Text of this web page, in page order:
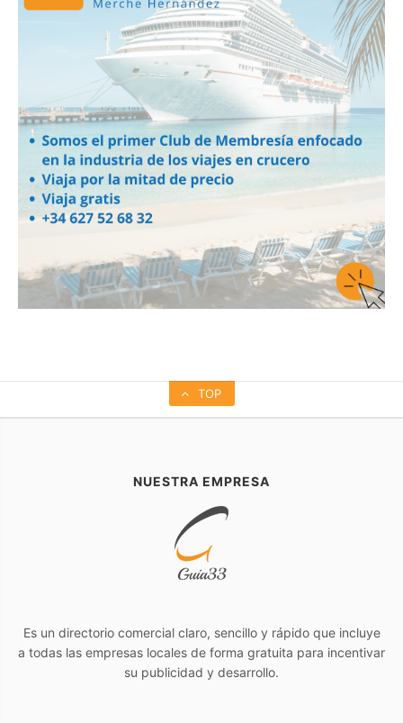
TOP
NUESTRA EMPRESA
Es un directorio comercial claro, sencillo y rápido que incluye
a todas las empresas locales de forma gratuita para incentivar
su publicidad y desarrollo.